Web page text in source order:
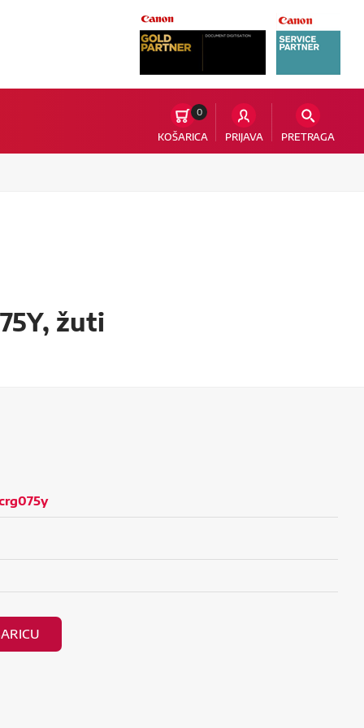
0
KOŠARICA PRIJAVA PRETRAGA
žuti